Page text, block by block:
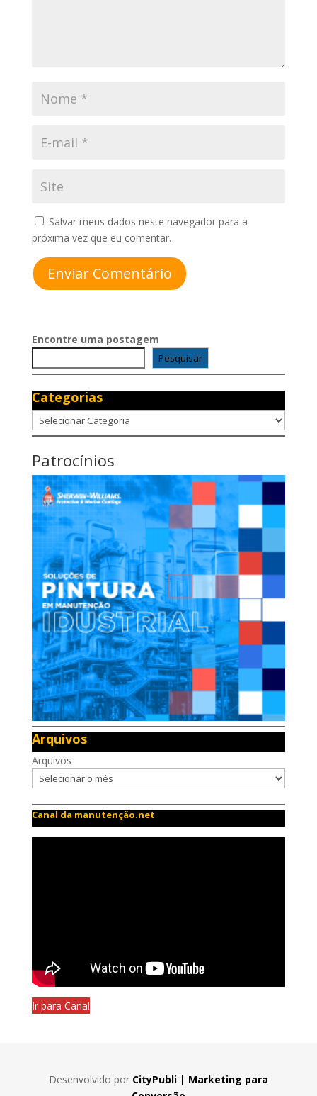
Salvar meus dados neste navegador para a
próxima vez que eu comentar.
Enviar Comentário
Encontre uma postagem
Pesquisar
Categorias
Categorias
Patrocínios
Arquivos
Arquivos
Canal da manutenção.net
Ir para Canal
Desenvolvido por CityPubli | Marketing para